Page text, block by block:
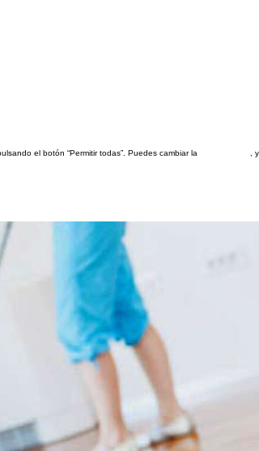
el botón “Permitir todas”. Puedes cambiar la
,